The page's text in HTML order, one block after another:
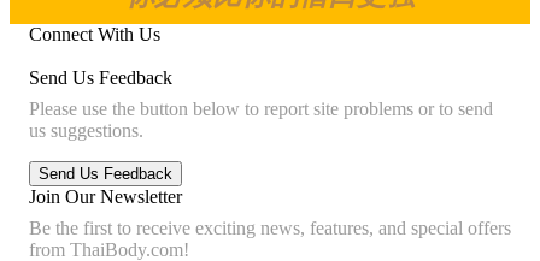
Connect With Us
Send Us Feedback
Please use the button below to report site problems or to send
us suggestions.
Join Our Newsletter
Be the first to receive exciting news, features, and special offers
from ThaiBody.com!